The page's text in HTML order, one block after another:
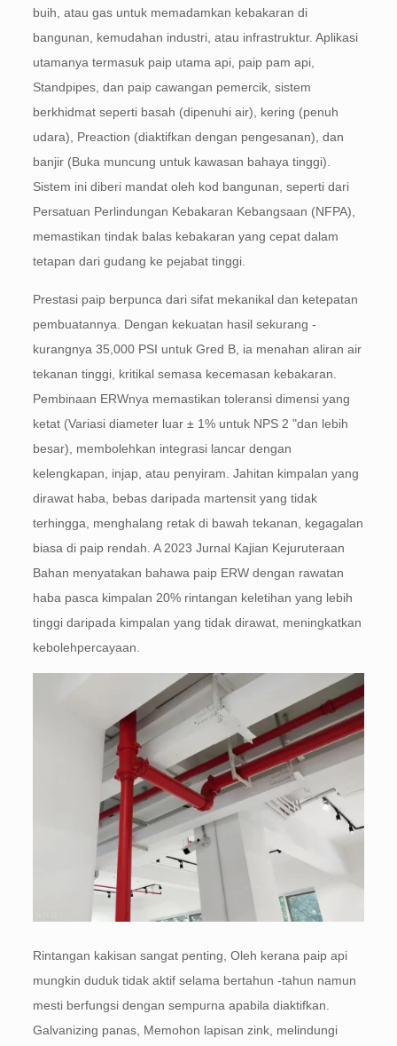
buih, atau gas untuk memadamkan kebakaran di
bangunan, kemudahan industri, atau infrastruktur. Aplikasi
utamanya termasuk paip utama api, paip pam api,
Standpipes, dan paip cawangan pemercik, sistem
berkhidmat seperti basah (dipenuhi air), kering (penuh
udara), Preaction (diaktifkan dengan pengesanan), dan
banjir (Buka muncung untuk kawasan bahaya tinggi).
Sistem ini diberi mandat oleh kod bangunan, seperti dari
Persatuan Perlindungan Kebakaran Kebangsaan (NFPA),
memastikan tindak balas kebakaran yang cepat dalam
tetapan dari gudang ke pejabat tinggi.
Prestasi paip berpunca dari sifat mekanikal dan ketepatan
pembuatannya. Dengan kekuatan hasil sekurang -
kurangnya 35,000 PSI untuk Gred B, ia menahan aliran air
tekanan tinggi, kritikal semasa kecemasan kebakaran.
Pembinaan ERWnya memastikan toleransi dimensi yang
ketat (Variasi diameter luar ± 1% untuk NPS 2 "dan lebih
besar), membolehkan integrasi lancar dengan
kelengkapan, injap, atau penyiram. Jahitan kimpalan yang
dirawat haba, bebas daripada martensit yang tidak
terhingga, menghalang retak di bawah tekanan, kegagalan
biasa di paip rendah. A 2023 Jurnal Kajian Kejuruteraan
Bahan menyatakan bahawa paip ERW dengan rawatan
haba pasca kimpalan 20% rintangan keletihan yang lebih
tinggi daripada kimpalan yang tidak dirawat, meningkatkan
kebolehpercayaan.
Rintangan kakisan sangat penting, Oleh kerana paip api
mungkin duduk tidak aktif selama bertahun -tahun namun
mesti berfungsi dengan sempurna apabila diaktifkan.
Galvanizing panas, Memohon lapisan zink, melindungi